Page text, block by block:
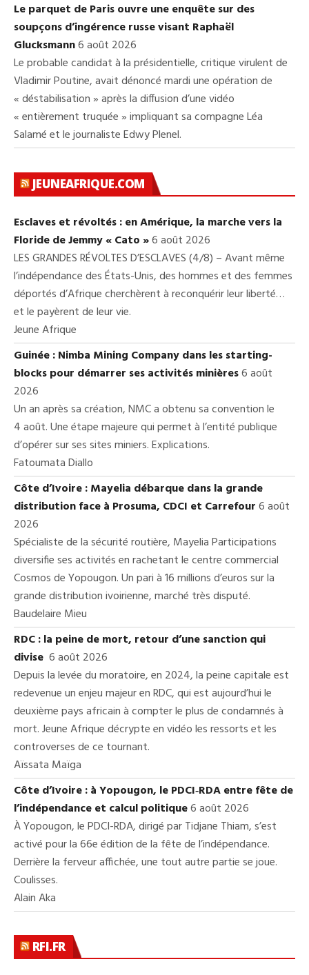
Le parquet de Paris ouvre une enquête sur des
soupçons d’ingérence russe visant Raphaël
Glucksmann6 août 2026
Le probable candidat à la présidentielle, critique virulent de
Vladimir Poutine, avait dénoncé mardi une opération de
« déstabilisation » après la diffusion d’une vidéo
« entièrement truquée » impliquant sa compagne Léa
Salamé et le journaliste Edwy Plenel.
JEUNEAFRIQUE.COM
Esclaves et révoltés : en Amérique, la marche vers la
Floride de Jemmy « Cato »6 août 2026
LES GRANDES RÉVOLTES D’ESCLAVES (4/8) – Avant même
l’indépendance des États-Unis, des hommes et des femmes
déportés d’Afrique cherchèrent à reconquérir leur liberté…
et le payèrent de leur vie.
Jeune Afrique
Guinée : Nimba Mining Company dans les starting-
blocks pour démarrer ses activités minières6 août
2026
Un an après sa création, NMC a obtenu sa convention le
4 août. Une étape majeure qui permet à l’entité publique
d’opérer sur ses sites miniers. Explications.
Fatoumata Diallo
Côte d’Ivoire : Mayelia débarque dans la grande
distribution face à Prosuma, CDCI et Carrefour6 août
2026
Spécialiste de la sécurité routière, Mayelia Participations
diversifie ses activités en rachetant le centre commercial
Cosmos de Yopougon. Un pari à 16 millions d’euros sur la
grande distribution ivoirienne, marché très disputé.
Baudelaire Mieu
RDC : la peine de mort, retour d’une sanction qui
divise 6 août 2026
Depuis la levée du moratoire, en 2024, la peine capitale est
redevenue un enjeu majeur en RDC, qui est aujourd’hui le
deuxième pays africain à compter le plus de condamnés à
mort. Jeune Afrique décrypte en vidéo les ressorts et les
controverses de ce tournant.
Aïssata Maïga
Côte d’Ivoire : à Yopougon, le PDCI‑RDA entre fête de
l’indépendance et calcul politique6 août 2026
À Yopougon, le PDCI-RDA, dirigé par Tidjane Thiam, s’est
activé pour la 66e édition de la fête de l’indépendance.
Derrière la ferveur affichée, une tout autre partie se joue.
Coulisses.
Alain Aka
RFI.FR